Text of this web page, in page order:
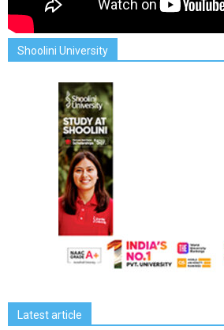
Shoolini University
Latest article